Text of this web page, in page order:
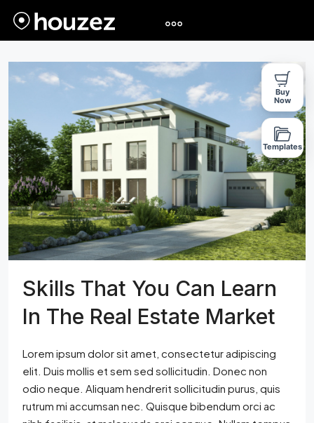
Skills That You Can Learn
In The Real Estate Market
Lorem ipsum dolor sit amet, consectetur adipiscing
elit. Duis mollis et sem sed sollicitudin. Donec non
odio neque. Aliquam hendrerit sollicitudin purus, quis
rutrum mi accumsan nec. Quisque bibendum orci ac
Buy
Now
Templates